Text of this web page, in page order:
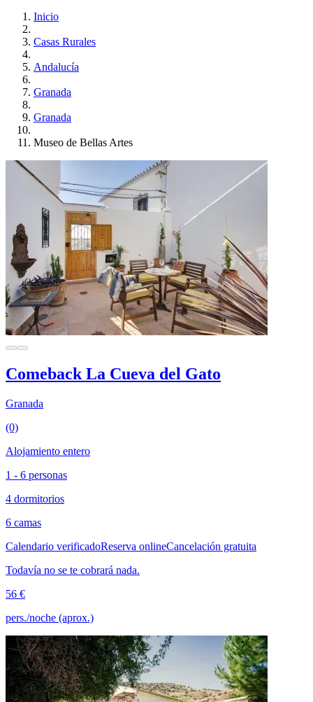
Inicio
Casas Rurales
Andalucía
Granada
Granada
Museo de Bellas Artes
Comeback La Cueva del Gato
Granada
(0)
Alojamiento entero
1 - 6 personas
4 dormitorios
6 camas
Calendario verificadoReserva onlineCancelación gratuita
Todavía no se te cobrará nada.
56 €
pers./noche (aprox.)